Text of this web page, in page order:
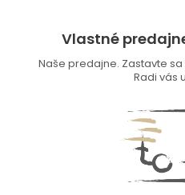
Vlastné
Naše predajne. Zastavte
Radi vás